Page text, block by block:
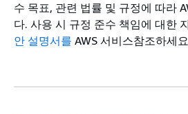
수 목표, 관련 법률 및 규정에 따라
다. 사용 시 규정 준수 책임에 대한
안 설명서를 AWS 서비스참조하세